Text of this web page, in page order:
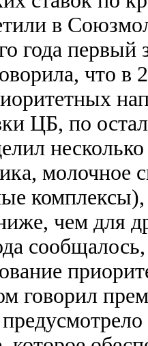
в
года первый
что в
ЦБ, по
молочное
чем для
говорил